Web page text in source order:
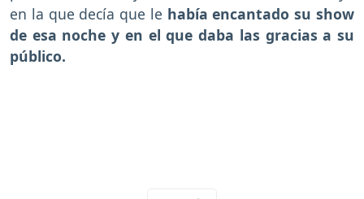
en la que decía que le había encantado su show
de esa noche y en el que daba las gracias a su
público.